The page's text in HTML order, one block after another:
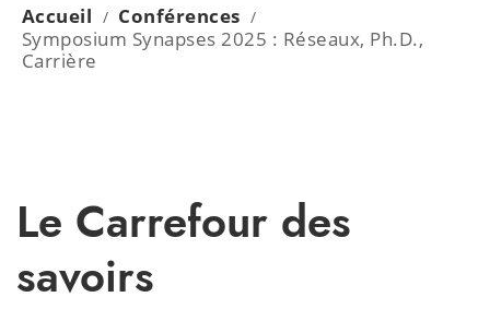
Accueil / Conférences /
Symposium Synapses 2025 : Réseaux, Ph.D.,
Carrière
Le Carrefour des
savoirs